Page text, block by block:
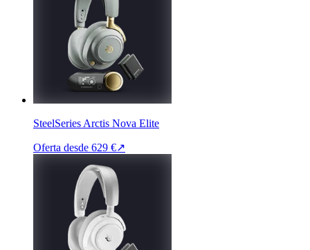
SteelSeries Arctis Nova Elite
Oferta desde 629 €↗